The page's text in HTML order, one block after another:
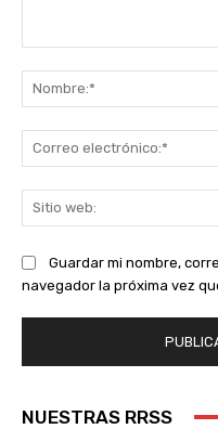
Guardar mi nombre,
navegador la próxima vez
NUESTRAS RRSS